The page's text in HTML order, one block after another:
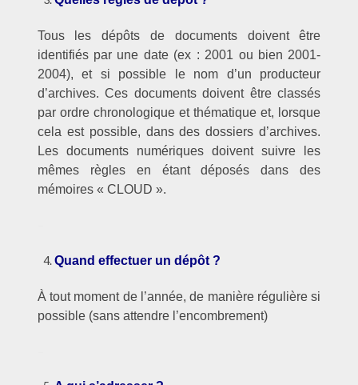
Tous les dépôts de documents doivent être
identifiés par une date (ex : 2001 ou bien 2001-
2004), et si possible le nom d’un producteur
d’archives. Ces documents doivent être classés
par ordre chronologique et thématique et, lorsque
cela est possible, dans des dossiers d’archives.
Les documents numériques doivent suivre les
mêmes règles en étant déposés dans des
mémoires « CLOUD ».
Quand effectuer un dépôt ?
À tout moment de l’année, de manière régulière si
possible (sans attendre l’encombrement)